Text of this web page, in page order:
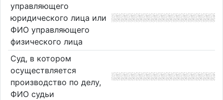
управляющего
юридического лица или
ФИО управляющего
физического лица
Суд, в котором
осуществляется
производство по делу,
ФИО судьи